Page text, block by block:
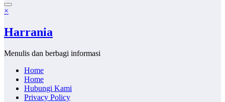
×
Harrania
Menulis dan berbagi informasi
Home
Home
Hubungi Kami
Privacy Policy